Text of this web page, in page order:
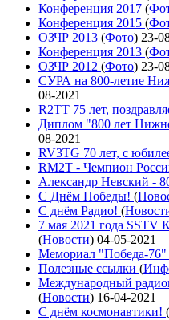
Конференция 2017 (
Конференция 2015 (
ОЗЧР 2013 (Фото) 23-
Конференция 2013 (
ОЗЧР 2012 (Фото) 23-
СУРА на 800-летие
08-2021
R2TT 75 лет,
Диплом "800 лет
08-2021
RV3TG 70 лет, с
RM2T - Чемпион
Александр Невский -
С Днём Победы! (
C днём Радио! (
7 мая 2021 года
(Новости) 04-05-2021
Мемориал "Победа-76"
Полезные ссылки (
Международный
(Новости) 16-04-2021
С днём космонавтики! (